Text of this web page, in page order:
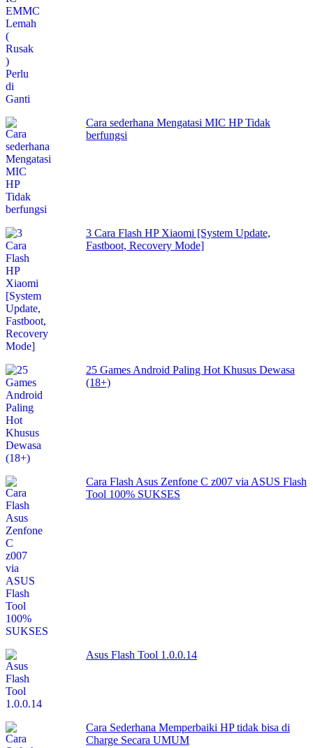
Cara sederhana Mengatasi MIC HP Tidak
berfungsi
3 Cara Flash HP Xiaomi [System Update,
Fastboot, Recovery Mode]
25 Games Android Paling Hot Khusus Dewasa
(18+)
Cara Flash Asus Zenfone C z007 via ASUS Flash
Tool 100% SUKSES
Asus Flash Tool 1.0.0.14
Cara Sederhana Memperbaiki HP tidak bisa di
Charge Secara UMUM